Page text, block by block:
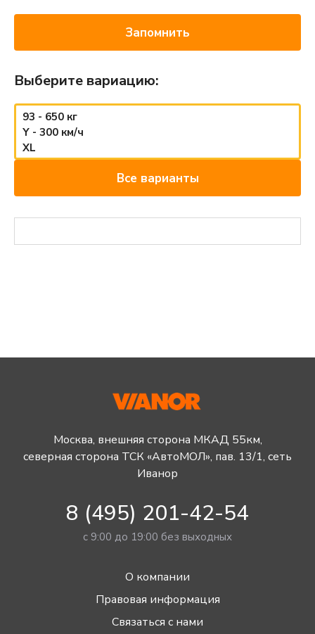
Запомнить
Выберите вариацию:
93 - 650 кг
Y - 300 км/ч
XL
Все варианты
Москва, внешняя сторона МКАД 55км,
северная сторона ТСК «АвтоМОЛ», пав. 13/1, сеть
Иванор
8 (495) 201-42-54
с 9:00 до 19:00 без выходных
О компании
Правовая информация
Связаться с нами